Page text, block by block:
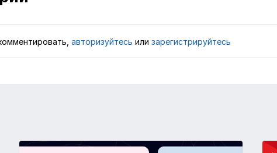
авторизуйтесь или зарегистрируйтесь